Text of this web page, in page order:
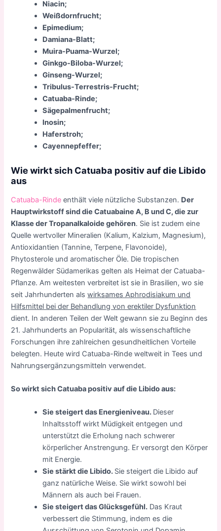
Niacin;
Weißdornfrucht;
Epimedium;
Damiana-Blatt;
Muira-Puama-Wurzel;
Ginkgo-Biloba-Wurzel;
Ginseng-Wurzel;
Tribulus-Terrestris-Frucht;
Catuaba-Rinde;
Sägepalmenfrucht;
Inosin;
Haferstroh;
Cayennepfeffer;
Wie wirkt sich Catuaba positiv auf die Libido
aus
Catuaba-Rinde enthält viele nützliche Substanzen. Der
Hauptwirkstoff sind die Catuabaine A, B und C, die zur
Klasse der Tropanalkaloide gehören. Sie ist zudem eine
Quelle wertvoller Mineralien (Kalium, Kalzium, Magnesium),
Antioxidantien (Tannine, Terpene, Flavonoide),
Phytosterole und aromatischer Öle. Die tropischen
Regenwälder Südamerikas gelten als Heimat der Catuaba-
Pflanze. Am weitesten verbreitet ist sie in Brasilien, wo sie
seit Jahrhunderten alswirksames Aphrodisiakum und
Hilfsmittel bei der Behandlung von erektiler Dysfunktion
dient. In anderen Teilen der Welt gewann sie zu Beginn des
21. Jahrhunderts an Popularität, als wissenschaftliche
Forschungen ihre zahlreichen gesundheitlichen Vorteile
belegten. Heute wird Catuaba-Rinde weltweit in Tees und
Nahrungsergänzungsmitteln verwendet.
So wirkt sich Catuaba positiv auf die Libido aus:
Sie steigert das Energieniveau. Dieser
Inhaltsstoff wirkt Müdigkeit entgegen und
unterstützt die Erholung nach schwerer
körperlicher Anstrengung. Er versorgt den Körper
mit Energie.
Sie stärkt die Libido. Sie steigert die Libido auf
ganz natürliche Weise. Sie wirkt sowohl bei
Männern als auch bei Frauen.
Sie steigert das Glücksgefühl. Das Kraut
verbessert die Stimmung, indem es die